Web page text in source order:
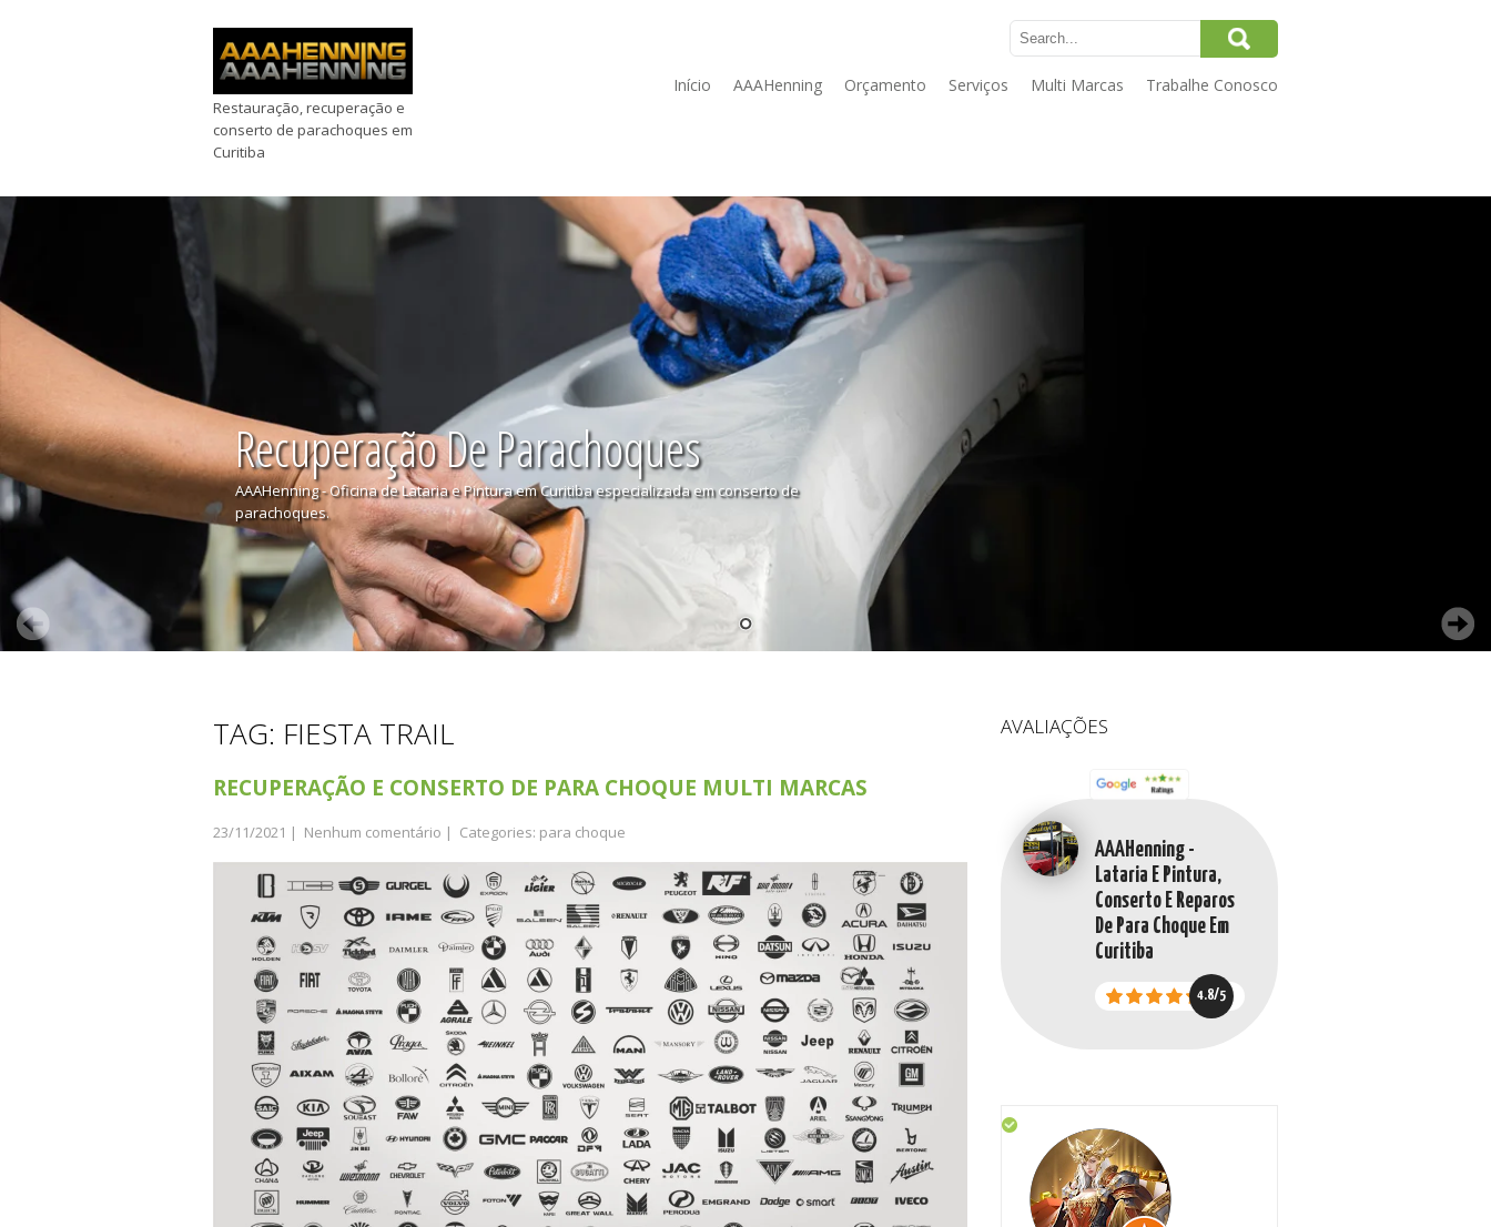
Restauração, recuperação e
conserto de parachoques em
Curitiba
Início AAAHenning Orçamento Serviços Multi Marcas Trabalhe Conosco
Recuperação De Parachoques
AAAHenning - Oficina de Lataria e Pintura em Curitiba especializada em conserto de
parachoques.
TAG: FIESTA TRAIL
RECUPERAÇÃO E CONSERTO DE PARA CHOQUE MULTI MARCAS
23/11/2021 | Nenhum comentário | Categories: para choque
AVALIAÇÕES
AAAHenning -
Lataria E Pintura,
Conserto E Reparos
De Para Choque Em
Curitiba
4.8/5